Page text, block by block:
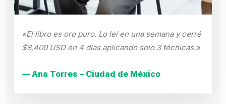
«El libro es oro puro. Lo leí en una semana y cerré
$8,400 USD en 4 días aplicando solo 3 técnicas.»
— Ana Torres – Ciudad de México